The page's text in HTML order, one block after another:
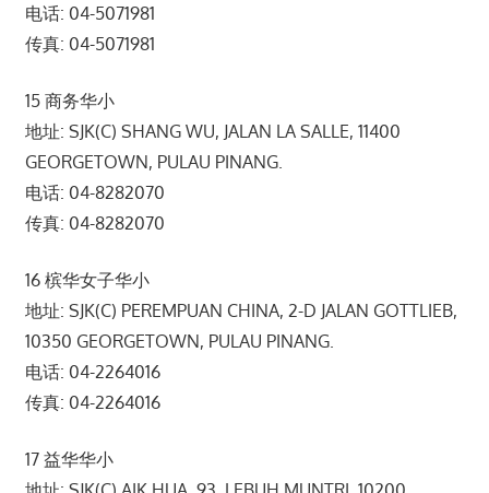
电话: 04-5071981
传真: 04-5071981
15 商务华小
地址: SJK(C) SHANG WU, JALAN LA SALLE, 11400
GEORGETOWN, PULAU PINANG.
电话: 04-8282070
传真: 04-8282070
16 槟华女子华小
地址: SJK(C) PEREMPUAN CHINA, 2-D JALAN GOTTLIEB,
10350 GEORGETOWN, PULAU PINANG.
电话: 04-2264016
传真: 04-2264016
17 益华华小